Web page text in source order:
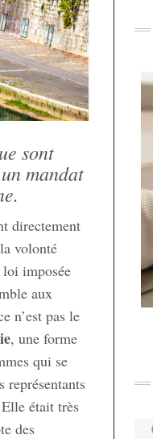
sont
mandat
directement
volonté
imposée
aux
n’est pas le
, une forme
qui se
représentants
était très
des